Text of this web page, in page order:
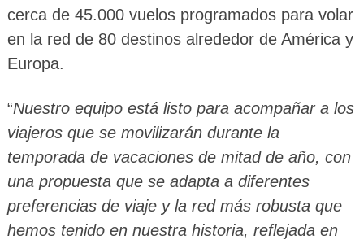
cerca de 45.000 vuelos programados para volar
en la red de 80 destinos alrededor de América y
Europa.
“Nuestro equipo está listo para acompañar a los
viajeros que se movilizarán durante la
temporada de vacaciones de mitad de año, con
una propuesta que se adapta a diferentes
preferencias de viaje y la red más robusta que
hemos tenido en nuestra historia, reflejada en